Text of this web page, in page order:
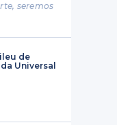
seremos
de
Universal